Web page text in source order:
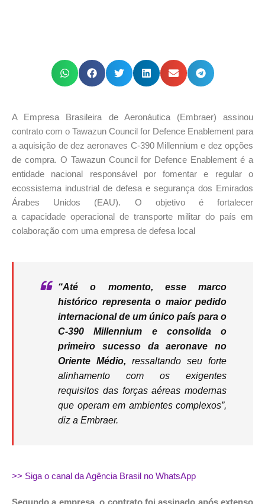
A Empresa Brasileira de Aeronáutica (Embraer) assinou
contrato com o Tawazun Council for Defence Enablement para
a aquisição de dez aeronaves C-390 Millennium e dez opções
de compra. O Tawazun Council for Defence Enablement é a
entidade nacional responsável por fomentar e regular o
ecossistema industrial de defesa e segurança dos Emirados
Árabes Unidos (EAU). O objetivo é fortalecer
a capacidade operacional de transporte militar do país em
colaboração com uma empresa de defesa local
“Até o momento, esse marco
histórico representa o maior pedido
internacional de um único país para o
C-390 Millennium e consolida o
primeiro sucesso da aeronave no
Oriente Médio, ressaltando seu forte
alinhamento com os exigentes
requisitos das forças aéreas modernas
que operam em ambientes complexos”,
diz a Embraer.
>> Siga o canal da Agência Brasil no WhatsApp
Segundo a empresa, o contrato foi assinado após extenso